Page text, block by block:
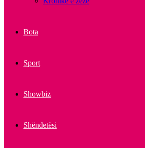
Bota
Sport
Showbiz
Shëndetësi